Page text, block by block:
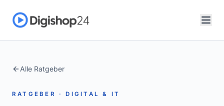
Alle Ratgeber
RATGEBER · DIGITAL & IT